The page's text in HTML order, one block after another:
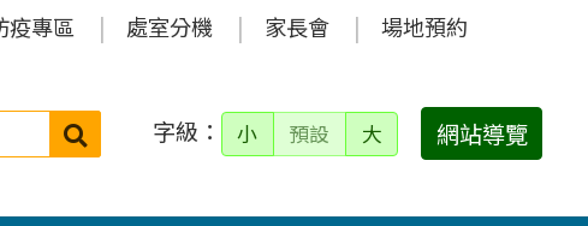
疫專區 處室分機 家長會 場地預約
搜
字級： 小 預設 大 網站導覽